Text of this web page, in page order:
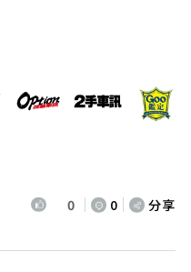
0 0 分享